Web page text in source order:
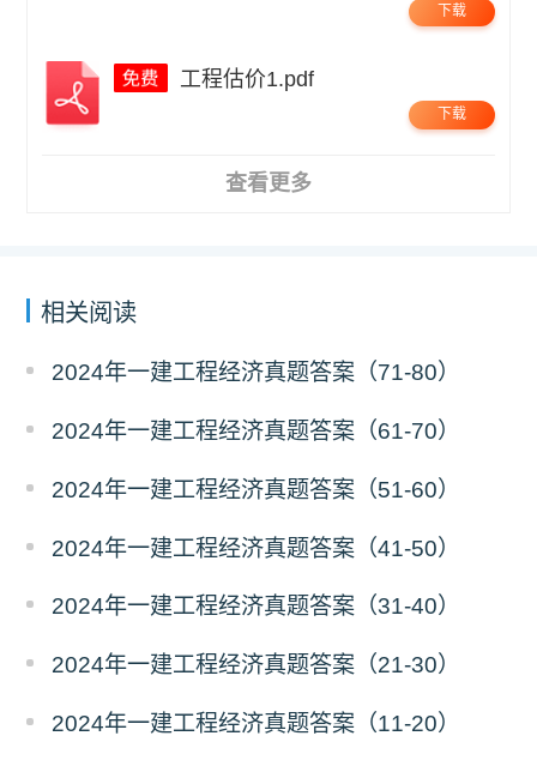
下载
工程估价1.pdf
下载
查看更多
相关阅读
2024年一建工程经济真题答案（71-80）
2024年一建工程经济真题答案（61-70）
2024年一建工程经济真题答案（51-60）
2024年一建工程经济真题答案（41-50）
2024年一建工程经济真题答案（31-40）
2024年一建工程经济真题答案（21-30）
2024年一建工程经济真题答案（11-20）